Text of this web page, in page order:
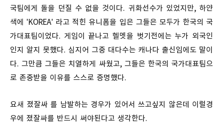
국팀에게 돌을 던질 수 없을 것이다. 귀화선수가 있었지만, 하얀
색에 'KOREA' 라고 적힌 유니폼을 입은 그들은 모두가 한국의 국
가대표팀이었다. 게임이 끝나고 헬멧을 벗기전에는 누가 외국인
인지 알지 못했다. 심지어 그중 대다수는 캐나다 출신임에도 말이
다. 그만큼 그들은 치열하게 싸웠고, 그들은 한국의 국가대표팀으
로 존중받을 이유를 스스로 증명했다.
요새 졌잘싸 를 남발하는 경우가 있어서 쓰고싶지 않은데 이럴경
우에 졌잘싸를 반드시 써야된다고 생각한다.